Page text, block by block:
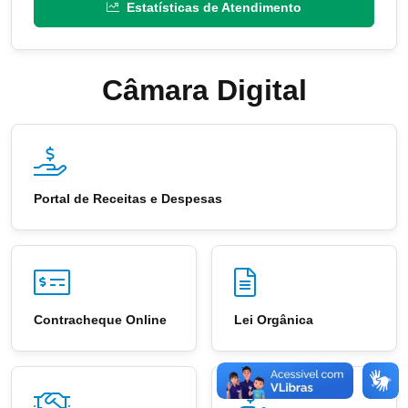
Estatísticas de Atendimento
Câmara Digital
Portal de Receitas e Despesas
Contracheque Online Lei Orgânica